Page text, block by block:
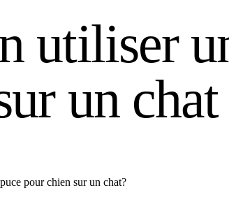
utiliser
un chat
pour chien sur un chat?